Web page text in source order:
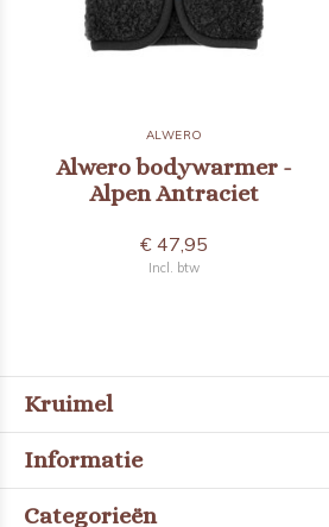
ALWERO
Alwero bodywarmer -
Alpen Antraciet
€ 47,95
Incl. btw
Kruimel
Informatie
Categorieën